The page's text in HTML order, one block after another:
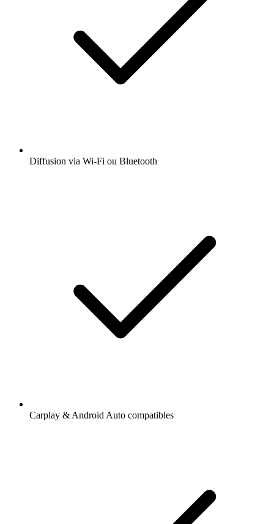
Diffusion via Wi-Fi ou Bluetooth
Carplay & Android Auto compatibles